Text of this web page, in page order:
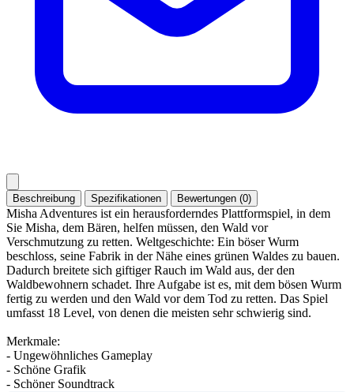
Beschreibung Spezifikationen Bewertungen (0)
Misha Adventures ist ein herausforderndes Plattformspiel, in dem
Sie Misha, dem Bären, helfen müssen, den Wald vor
Verschmutzung zu retten. Weltgeschichte: Ein böser Wurm
beschloss, seine Fabrik in der Nähe eines grünen Waldes zu bauen.
Dadurch breitete sich giftiger Rauch im Wald aus, der den
Waldbewohnern schadet. Ihre Aufgabe ist es, mit dem bösen Wurm
fertig zu werden und den Wald vor dem Tod zu retten. Das Spiel
umfasst 18 Level, von denen die meisten sehr schwierig sind.
Merkmale:
- Ungewöhnliches Gameplay
- Schöne Grafik
- Schöner Soundtrack